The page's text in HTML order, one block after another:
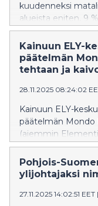
kuudenneksi
alueista eniten, 9
kohentunut
supistunut
Kainuun ELY-
päätelmän
tehtaan ja
28.11.2025 08:24:02
Kainuun ELY-
päätelmän Mondo
(aiemmin
kaivosalueen
hankkeen
Pohjois-
ylijohtajaksi
27.11.2025 14:02:51 EET |